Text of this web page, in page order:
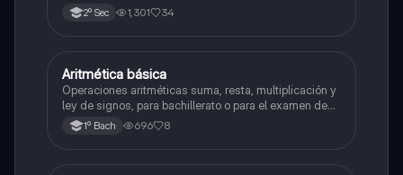
2º Sec 1,301 34
Matemáticas
Aritmética básica
Operaciones aritméticas suma, resta, multiplicación y
ley de signos, para bachillerato o para el examen de
admisión a la universidad
1º Bach 696 8